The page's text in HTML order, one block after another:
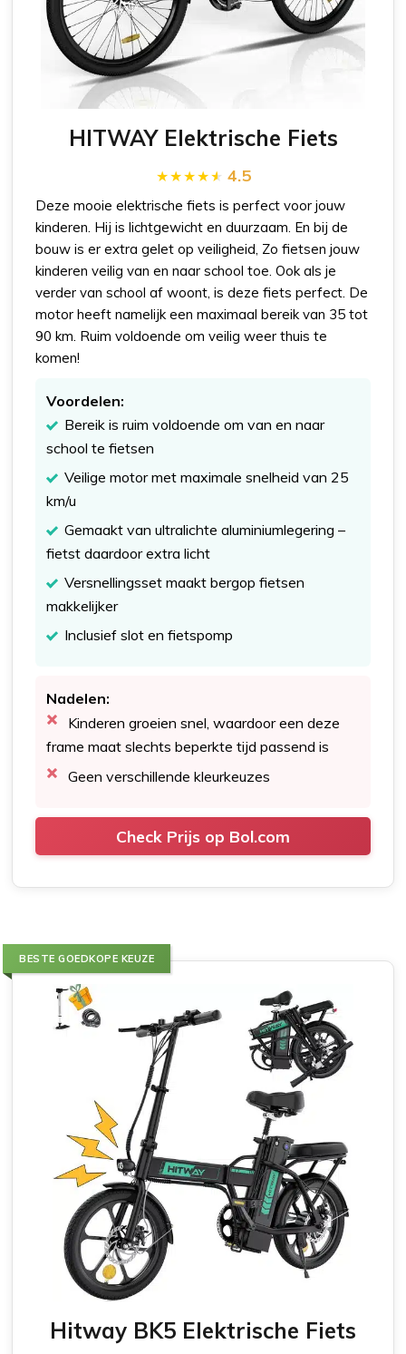
HITWAY Elektrische Fiets
4.5
Deze mooie elektrische fiets is perfect voor jouw
kinderen. Hij is lichtgewicht en duurzaam. En bij de
bouw is er extra gelet op veiligheid, Zo fietsen jouw
kinderen veilig van en naar school toe. Ook als je
verder van school af woont, is deze fiets perfect. De
motor heeft namelijk een maximaal bereik van 35 tot
90 km. Ruim voldoende om veilig weer thuis te
komen!
Voordelen:
Bereik is ruim voldoende om van en naar
school te fietsen
Veilige motor met maximale snelheid van 25
km/u
Gemaakt van ultralichte aluminiumlegering –
fietst daardoor extra licht
Versnellingsset maakt bergop fietsen
makkelijker
Inclusief slot en fietspomp
Nadelen:
Kinderen groeien snel, waardoor een deze
frame maat slechts beperkte tijd passend is
Geen verschillende kleurkeuzes
Check Prijs op Bol.com
BESTE GOEDKOPE KEUZE
Hitway BK5 Elektrische Fiets